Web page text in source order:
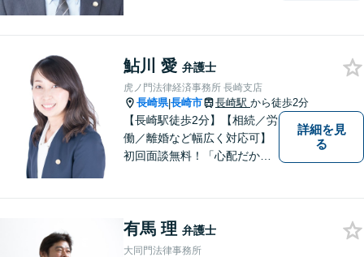
鮎川 愛 弁護士
虎ノ門法律経済事務所 長崎支店
長崎県|長崎市 長崎駅 から徒歩2分
【長崎駅徒歩2分】【相続／労
働／離婚など幅広く対応可】
初回面談無料！「心配だから
い。各種専門家と連携し、ス
ムーズな解決を目指します。
詳細を見
る
有馬 理 弁護士
大同門法律事務所